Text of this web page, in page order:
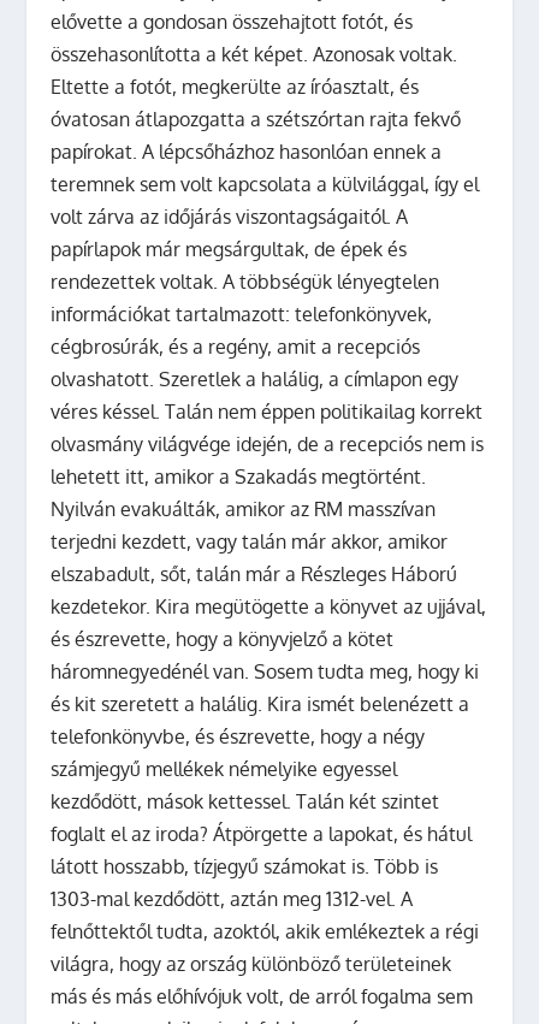
elővette a gondosan összehajtott fotót, és
összehasonlította a két képet.Azonosak voltak.
Eltette a fotót, megkerülte az íróasztalt, és
óvatosan átlapozgatta a szétszórtan rajta fekvő
papírokat. A lépcsőházhoz hasonlóan ennek a
teremnek sem volt kapcsolata a külvilággal, így el
volt zárva az időjárás viszontagságaitól. A
papírlapok már megsárgultak, de épek és
rendezettek voltak. A többségük lényegtelen
információkat tartalmazott: telefonkönyvek,
cégbrosúrák, és a regény, amit a recepciós
olvashatott.Szeretlek a halálig, a címlapon egy
véres késsel. Talán nem éppen politikailag korrekt
olvasmány világvége idején, de a recepciós nem is
lehetett itt, amikor a Szakadás megtörtént.
Nyilván evakuálták, amikor az RM masszívan
terjedni kezdett, vagy talán már akkor, amikor
elszabadult, sőt, talán már a Részleges Háború
kezdetekor. Kira megütögette a könyvet az ujjával,
és észrevette, hogy a könyvjelző a kötet
háromnegyedénél van.Sosem tudta meg, hogy ki
és kit szeretett a halálig. Kira ismét belenézett a
telefonkönyvbe, és észrevette, hogy a négy
számjegyű mellékek némelyike egyessel
kezdődött, mások kettessel. Talán két szintet
foglalt el az iroda? Átpörgette a lapokat, és hátul
látott hosszabb, tízjegyű számokat is. Több is
1303-mal kezdődött, aztán meg 1312-vel. A
felnőttektől tudta, azoktól, akik emlékeztek a régi
világra, hogy az ország különböző területeinek
más és más előhívójuk volt, de arról fogalma sem